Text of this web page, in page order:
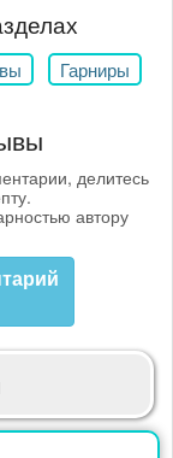
Гарниры
делитесь
автору